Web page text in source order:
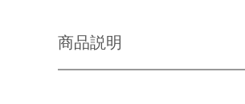
商品説明